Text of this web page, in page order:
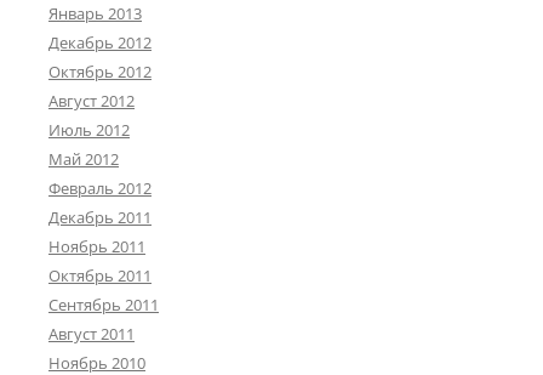
Январь 2013
Декабрь 2012
Октябрь 2012
Август 2012
Июль 2012
Май 2012
Февраль 2012
Декабрь 2011
Ноябрь 2011
Октябрь 2011
Сентябрь 2011
Август 2011
Ноябрь 2010